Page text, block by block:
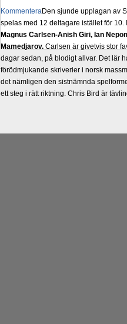
KommenteraDen sjunde upplagan av
spelas med 12 deltagare istället för
Magnus Carlsen-Anish Giri, Ian
Mamedjarov. Carlsen är givetvis stor
dagar sedan, på blodigt allvar. Det lär
förödmjukande skriverier i norsk
det nämligen den sistnämnda
ett steg i rätt riktning. Chris Bird är